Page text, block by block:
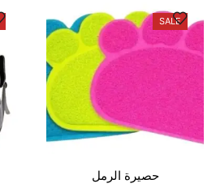
SALE
حصيرة الرمل